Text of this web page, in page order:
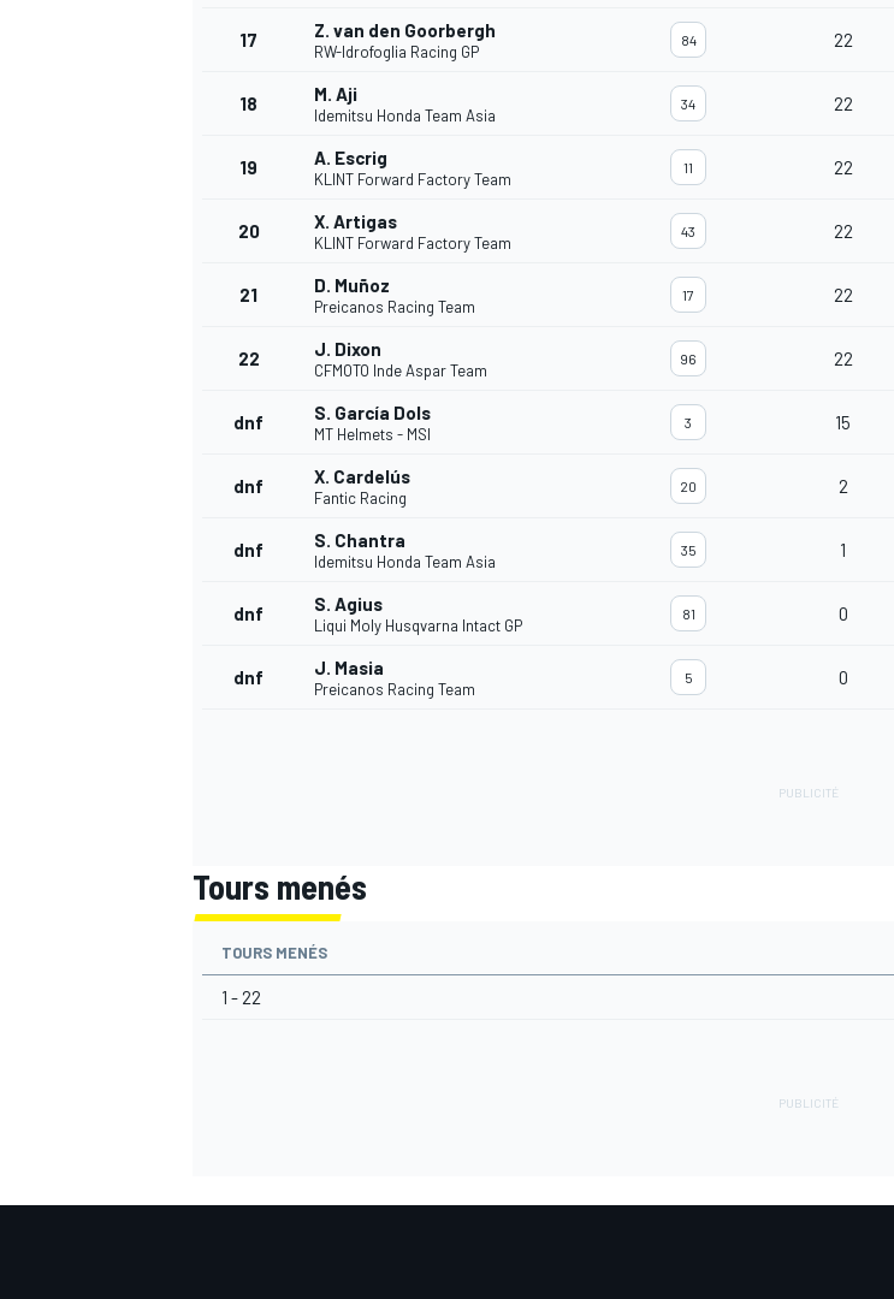
AUTRES CHAMPIONNATS
17 Z. van den Goorbergh
RW-Idrofoglia Racing GP
84 22
18 M. Aji
Idemitsu Honda Team Asia
34 22
19 A. Escrig
KLINT Forward Factory Team
11 22
20 X. Artigas
KLINT Forward Factory Team
43 22
21 D. Muñoz
Preicanos Racing Team
17 22
22 J. Dixon
CFMOTO Inde Aspar Team
96 22
dnf S. García Dols
MT Helmets - MSI
3 15
dnf X. Cardelús
Fantic Racing
20 2
dnf S. Chantra
Idemitsu Honda Team Asia
35 1
dnf S. Agius
Liqui Moly Husqvarna Intact GP
81 0
dnf J. Masia
Preicanos Racing Team
5 0
Tours menés
TOURS MENÉS
1 - 22